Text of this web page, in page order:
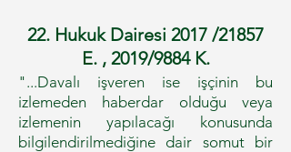
22. Hukuk Dairesi 2017 /21857
E. , 2019/9884 K.
"...Davalı işveren ise işçinin bu
izlemeden haberdar olduğu veya
izlemenin yapılacağı konusunda
bilgilendirilmediğine dair somut bir